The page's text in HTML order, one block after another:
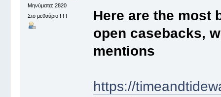
Μηνύματα: 2820
Στο μεθαύριο ! ! !
Here are the most
open casebacks,
mentions
https://